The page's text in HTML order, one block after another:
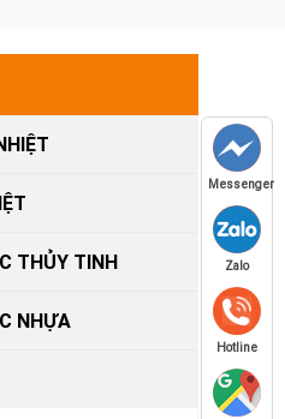
THỦY TINH
NHỰA
Messenger
Zalo
Hotline